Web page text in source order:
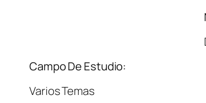
Campo De Estudio:
Varios Temas